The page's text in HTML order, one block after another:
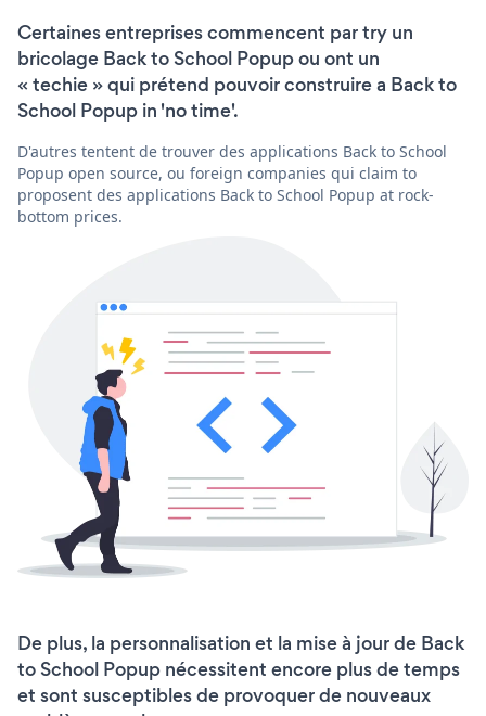
Certaines entreprises commencent par try un
bricolage Back to School Popup ou ont un
« techie » qui prétend pouvoir construire a Back to
School Popup in 'no time'.
D'autres tentent de trouver des applications Back to School
Popup open source, ou foreign companies qui claim to
proposent des applications Back to School Popup at rock-
bottom prices.
De plus, la personnalisation et la mise à jour de Back
to School Popup nécessitent encore plus de temps
et sont susceptibles de provoquer de nouveaux